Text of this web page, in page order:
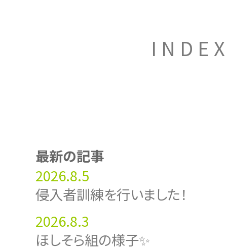
最新の記事
2026.8.5
侵入者訓練を行いました！
2026.8.3
ほしそら組の様子✨